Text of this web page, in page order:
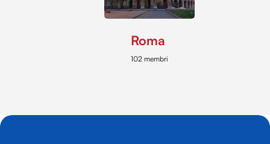
Roma
102 membri